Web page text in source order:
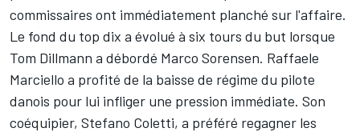
commissaires ont immédiatement planché sur l'affaire.
Le fond du top dix a évolué à six tours du but lorsque
Tom Dillmann a débordé Marco Sorensen. Raffaele
Marciello a profité de la baisse de régime du pilote
danois pour lui infliger une pression immédiate. Son
coéquipier, Stefano Coletti, a préféré regagner les